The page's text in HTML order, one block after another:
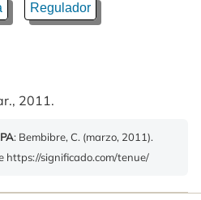
Regulador
2011.
: Bembibre, C. (marzo, 2011).
https://significado.com/tenue/